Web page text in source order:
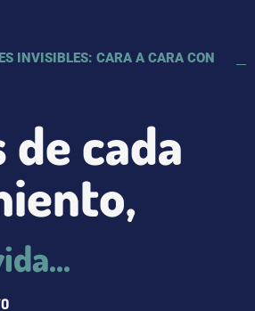
INVISIBLES: CARA A CARA CON
de cada